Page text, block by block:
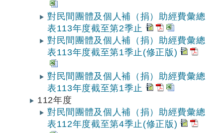
對民間團體及個人補（捐）助經費彙總
表113年度截至第2季止
對民間團體及個人補（捐）助經費彙總
表113年度截至第1季止(修正版)
對民間團體及個人補（捐）助經費彙總
表113年度截至第1季止
112年度
對民間團體及個人補（捐）助經費彙總
表112年度截至第4季止(修正版)